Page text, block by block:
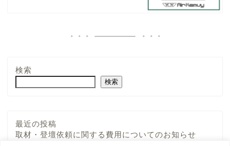
検索
検索
最近の投稿
取材・登壇依頼に関する費用についてのお知らせ
About